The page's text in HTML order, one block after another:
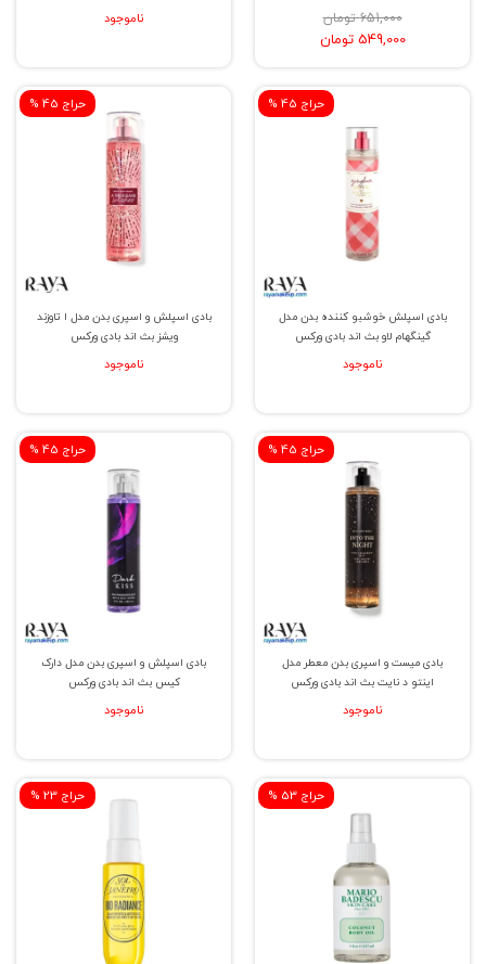
651,000 تومان
549,000 تومان
ناموجود
% حراج 45
بادی اسپلش خوشبو کننده بدن مدل
گینگهام لاو بث اند بادی ورکس
ناموجود
% حراج 45
بادی اسپلش و اسپری بدن مدل ا تاوزند
ویشز بث اند بادی ورکس
ناموجود
% حراج 45
بادی میست و اسپری بدن معطر مدل
اینتو د نایت بث اند بادی ورکس
ناموجود
% حراج 45
بادی اسپلش و اسپری بدن مدل دارک
کیس بث اند بادی ورکس
ناموجود
% حراج 53 % حراج 23